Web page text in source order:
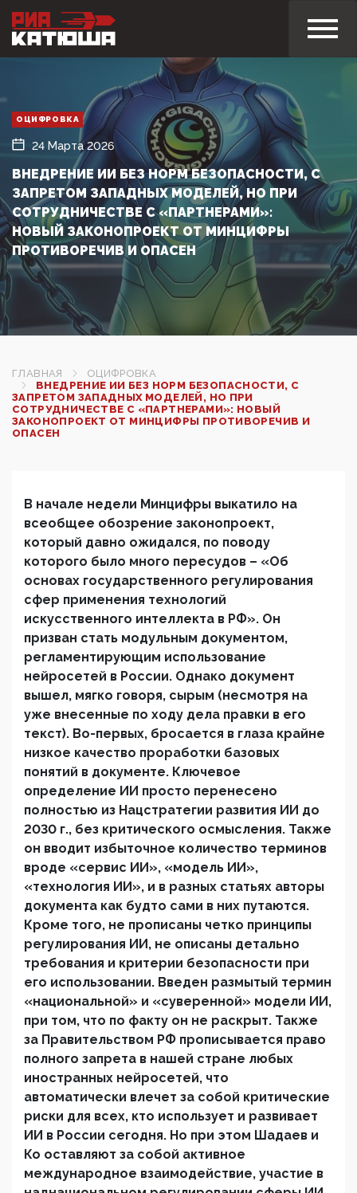
ОЦИФРОВКА
24 Марта 2026
ВНЕДРЕНИЕ ИИ БЕЗ НОРМ БЕЗОПАСНОСТИ, С
ЗАПРЕТОМ ЗАПАДНЫХ МОДЕЛЕЙ, НО ПРИ
СОТРУДНИЧЕСТВЕ С «ПАРТНЕРАМИ»:
НОВЫЙ ЗАКОНОПРОЕКТ ОТ МИНЦИФРЫ
ПРОТИВОРЕЧИВ И ОПАСЕН
ГЛАВНАЯ
ОЦИФРОВКА
ВНЕДРЕНИЕ ИИ БЕЗ НОРМ БЕЗОПАСНОСТИ, С
ЗАПРЕТОМ ЗАПАДНЫХ МОДЕЛЕЙ, НО ПРИ
СОТРУДНИЧЕСТВЕ С «ПАРТНЕРАМИ»: НОВЫЙ
ЗАКОНОПРОЕКТ ОТ МИНЦИФРЫ ПРОТИВОРЕЧИВ И
ОПАСЕН
В начале недели Минцифры выкатило на
всеобщее обозрение законопроект,
который давно ожидался, по поводу
которого было много пересудов – «Об
основах государственного регулирования
сфер применения технологий
искусственного интеллекта в РФ». Он
призван стать модульным документом,
регламентирующим использование
нейросетей в России. Однако документ
вышел, мягко говоря, сырым (несмотря на
уже внесенные по ходу дела правки в его
текст). Во-первых, бросается в глаза крайне
низкое качество проработки базовых
понятий в документе. Ключевое
определение ИИ просто перенесено
полностью из Нацстратегии развития ИИ до
2030 г., без критического осмысления. Также
он вводит избыточное количество терминов
вроде «сервис ИИ», «модель ИИ»,
«технология ИИ», и в разных статьях авторы
документа как будто сами в них путаются.
Кроме того, не прописаны четко принципы
регулирования ИИ, не описаны детально
требования и критерии безопасности при
его использовании. Введен размытый термин
«национальной» и «суверенной» модели ИИ,
при том, что по факту он не раскрыт. Также
за Правительством РФ прописывается право
полного запрета в нашей стране любых
иностранных нейросетей, что
автоматически влечет за собой критические
риски для всех, кто использует и развивает
ИИ в России сегодня. Но при этом Шадаев и
Ко оставляют за собой активное
международное взаимодействие, участие в